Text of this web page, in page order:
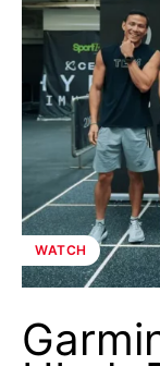
WATCH